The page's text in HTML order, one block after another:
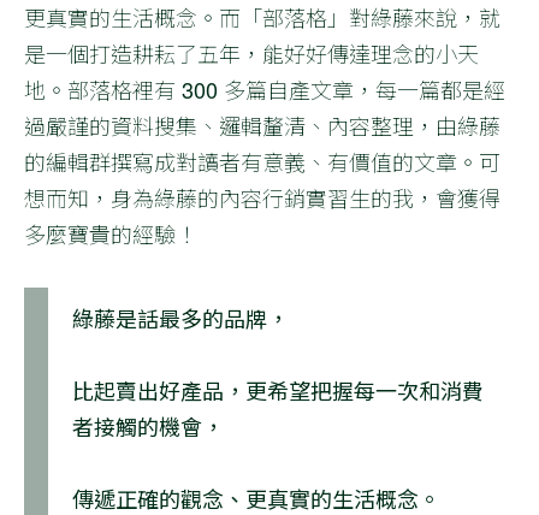
更真實的生活概念。而「部落格」對綠藤來說，就
是一個打造耕耘了五年，能好好傳達理念的小天
地。部落格裡有 300 多篇自產文章，每一篇都是經
過嚴謹的資料搜集、邏輯釐清、內容整理，由綠藤
的編輯群撰寫成對讀者有意義、有價值的文章。可
想而知，身為綠藤的內容行銷實習生的我，會獲得
多麼寶貴的經驗！
綠藤是話最多的品牌，
比起賣出好產品，更希望把握每一次和消費
者接觸的機會，
傳遞正確的觀念、更真實的生活概念。